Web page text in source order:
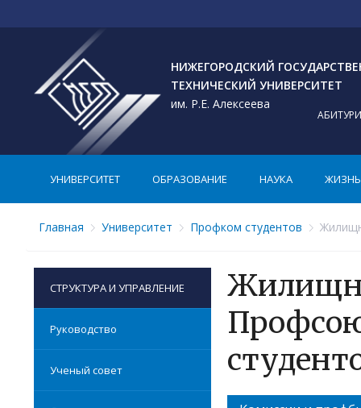
НИЖЕГОРОДСКИЙ
ТЕХНИЧЕСКИЙ УНИВЕРСИТЕТ
им. Р.Е. Алексеева
УНИВЕРСИТЕТ ОБРАЗОВАНИЕ НАУКА ЖИЗНЬ
Главная Университет Профком студентов
СТРУКТУРА И УПРАВЛЕНИЕ
Руководство
Ученый совет